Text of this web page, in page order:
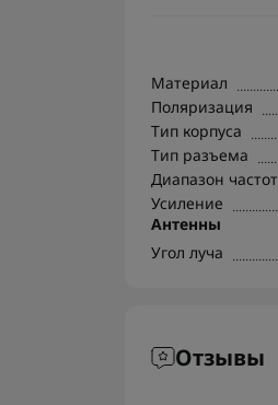
Материал
Поляризация
Тип корпуса
Тип разъема
Диапазон частот
Усиление
Антенны
Угол луча
Отзывы